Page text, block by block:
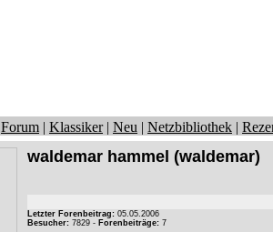
Forum | Klassiker| Neu | Netzbibliothek |
waldemar hammel (waldemar)
Letzter Forenbeitrag: 05.05.2006
Besucher: 7829 - Forenbeiträge: 7